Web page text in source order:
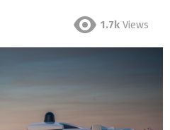
1.7k Views